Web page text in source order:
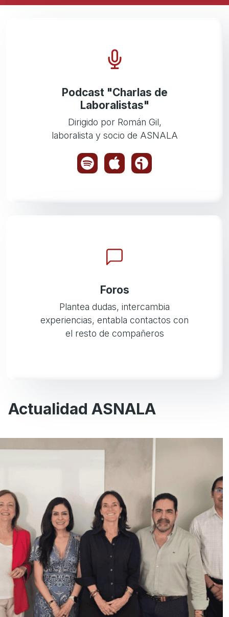
Podcast "Charlas de
Laboralistas"
Dirigido por Román Gil,
laboralista y socio de ASNALA
Foros
Plantea dudas, intercambia
experiencias, entabla contactos con
el resto de compañeros
Actualidad ASNALA